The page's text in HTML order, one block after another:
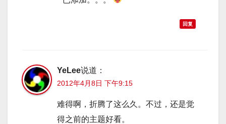
回复
YeLee说道：
2012年4月8日 下午9:15
难得啊，折腾了这么久。不过，还是觉
得之前的主题好看。